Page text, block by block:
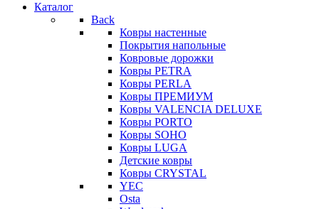
Каталог
Back
Ковры настенные
Покрытия напольные
Ковровые дорожки
Ковры PETRA
Ковры PERLA
Ковры ПРЕМИУМ
Ковры VALENCIA DELUXE
Ковры PORTO
Ковры SOHO
Ковры LUGA
Детские ковры
Ковры CRYSTAL
YEC
Osta